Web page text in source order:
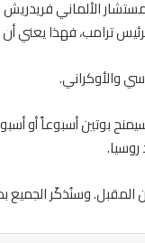
الألماني فريدريش
ترامب، فهذا
والأوكراني.
بوتين أسبوعاً أو
وسنُذكّر الجميع